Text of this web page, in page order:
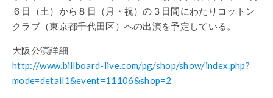
６日（土）から８日（月・祝）の３日間にわたりコットン
クラブ（東京都千代田区）への出演を予定している。
大阪公演詳細
http://www.billboard-live.com/pg/shop/show/index.php?
mode=detail1&event=11106&shop=2